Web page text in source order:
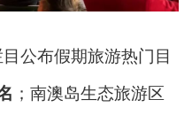
公布假期旅游热门目
；南澳岛生态旅游区